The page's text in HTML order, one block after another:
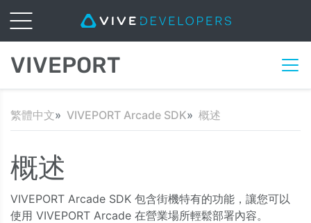
VIVEPORT
繁體中文 VIVEPORT Arcade SDK 概述
概述
VIVEPORT Arcade SDK 包含街機特有的功能，讓您可以
使用 VIVEPORT Arcade 在營業場所輕鬆部署內容。